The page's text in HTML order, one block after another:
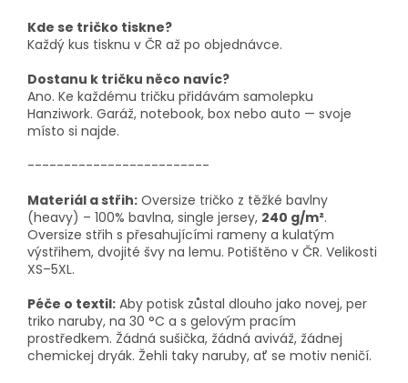
Kde se tričko tiskne?
Každý kus tisknu v ČR až po objednávce.
Dostanu k tričku něco navíc?
Ano. Ke každému tričku přidávám samolepku
Hanziwork. Garáž, notebook, box nebo auto — svoje
místo si najde.
-------------------------
Materiál a střih: Oversize tričko z těžké bavlny
(heavy) – 100% bavlna, single jersey, 240 g/m².
Oversize střih s přesahujícími rameny a kulatým
výstřihem, dvojité švy na lemu. Potištěno v ČR. Velikosti
XS–5XL.
Péče o textil: Aby potisk zůstal dlouho jako novej, per
triko naruby, na 30 °C a s gelovým pracím
prostředkem. Žádná sušička, žádná aviváž, žádnej
chemickej dryák. Žehli taky naruby, ať se motiv neničí.